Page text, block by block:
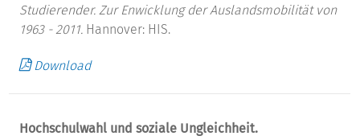
Studierender. Zur Enwicklung der Auslandsmobilität von
1963 - 2011. Hannover: HIS.
Download
Hochschulwahl und soziale Ungleichheit.